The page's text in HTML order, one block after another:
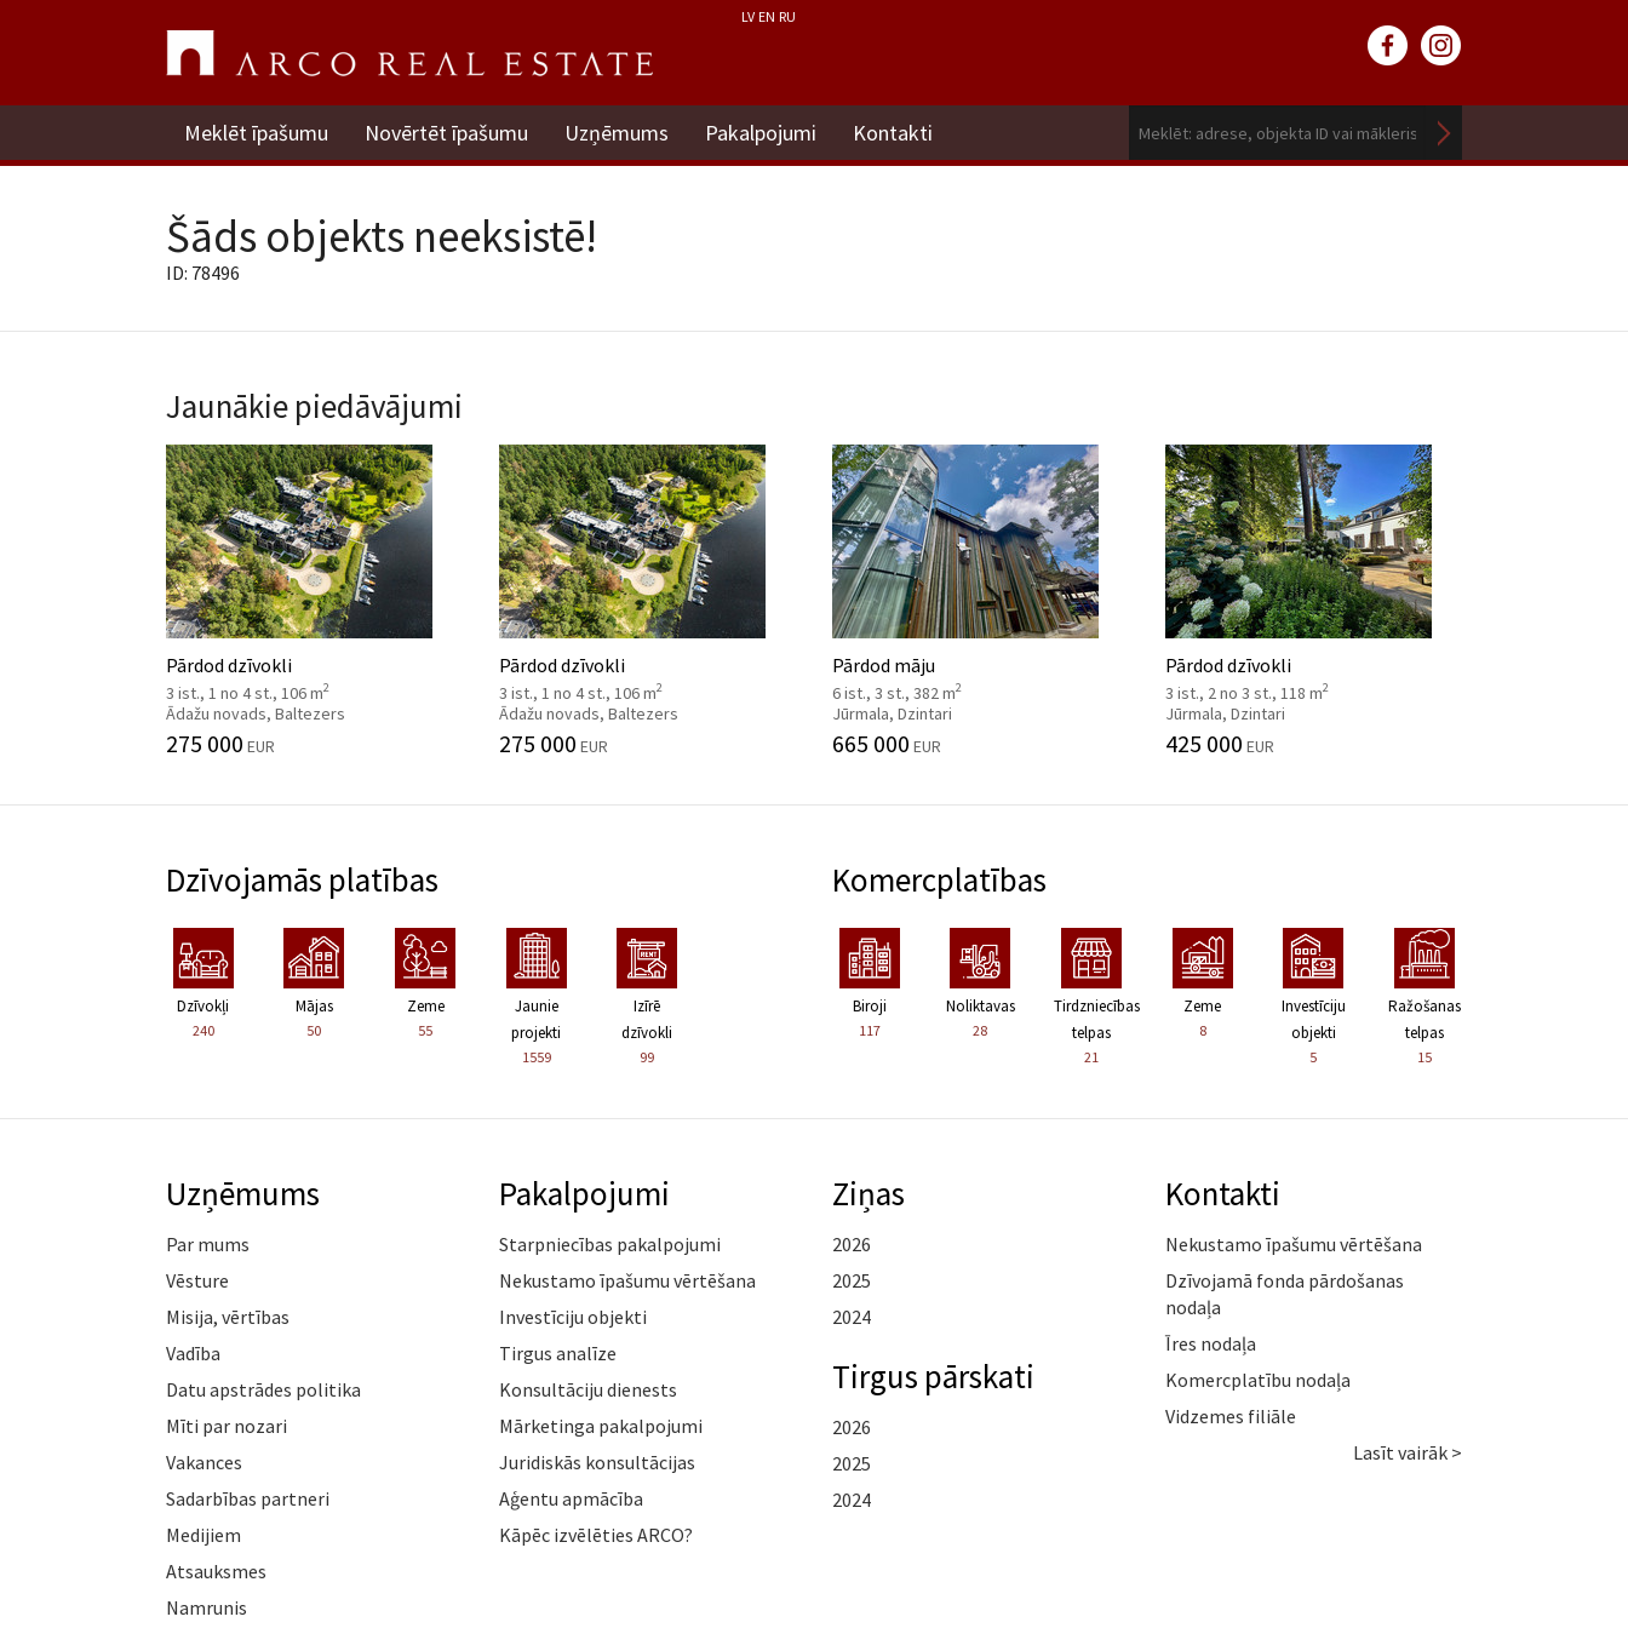
LV EN RU
Meklēt īpašumu Novērtēt īpašumu Uzņēmums Pakalpojumi Kontakti
Šāds objekts neeksistē!
ID: 78496
Jaunākie piedāvājumi
Pārdod dzīvokli
3 ist., 1 no 4 st., 106 m2
Ādažu novads, Baltezers
275 000 EUR
Pārdod dzīvokli
3 ist., 1 no 4 st., 106 m2
Ādažu novads, Baltezers
275 000 EUR
Pārdod māju
6 ist., 3 st., 382 m2
Jūrmala, Dzintari
665 000 EUR
Pārdod dzīvokli
3 ist., 2 no 3 st., 118 m2
Jūrmala, Dzintari
425 000 EUR
Dzīvojamās platības
Dzīvokļi
240
Mājas
50
Zeme
55
Jaunie
projekti
1559
Izīrē
dzīvokli
99
Komercplatības
Biroji
117
Noliktavas
28
Tirdzniecības
telpas
21
Zeme
8
Investīciju
objekti
5
Ražošanas
telpas
15
Uzņēmums
Par mums
Vēsture
Misija, vērtības
Vadība
Datu apstrādes politika
Mīti par nozari
Vakances
Sadarbības partneri
Medijiem
Atsauksmes
Namrunis
Pakalpojumi
Starpniecības pakalpojumi
Nekustamo īpašumu vērtēšana
Investīciju objekti
Tirgus analīze
Konsultāciju dienests
Mārketinga pakalpojumi
Juridiskās konsultācijas
Aģentu apmācība
Kāpēc izvēlēties ARCO?
Ziņas
2026
2025
2024
Tirgus pārskati
2026
2025
2024
Kontakti
Nekustamo īpašumu vērtēšana
Dzīvojamā fonda pārdošanas
nodaļa
Īres nodaļa
Komercplatību nodaļa
Vidzemes filiāle
Lasīt vairāk >